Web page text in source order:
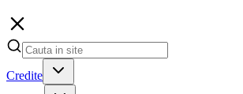
Credite